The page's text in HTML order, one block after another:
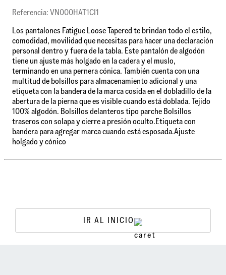
Referencia: VN000HAT1CI1
Los pantalones Fatigue Loose Tapered te brindan todo el estilo,
comodidad, movilidad que necesitas para hacer una declaración
personal dentro y fuera de la tabla. Este pantalón de algodón
tiene un ajuste más holgado en la cadera y el muslo,
terminando en una pernera cónica. También cuenta con una
multitud de bolsillos para almacenamiento adicional y una
etiqueta con la bandera de la marca cosida en el dobladillo de la
abertura de la pierna que es visible cuando está doblada. Tejido
100% algodón. Bolsillos delanteros tipo parche Bolsillos
traseros con solapa y cierre a presión oculto.Etiqueta con
bandera para agregar marca cuando está esposada.Ajuste
holgado y cónico
IR AL INICIO